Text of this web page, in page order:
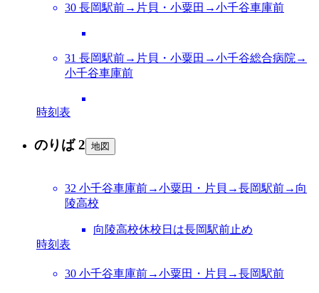
30 長岡駅前→片貝・小粟田→小千谷車庫前
31 長岡駅前→片貝・小粟田→小千谷総合病院→
小千谷車庫前
時刻表
のりば 2 地図
32 小千谷車庫前→小粟田・片貝→長岡駅前→向
陵高校
向陵高校休校日は長岡駅前止め
時刻表
30 小千谷車庫前→小粟田・片貝→長岡駅前